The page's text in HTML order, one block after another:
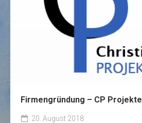
Firmengründung – CP Projekte
20. August 2018